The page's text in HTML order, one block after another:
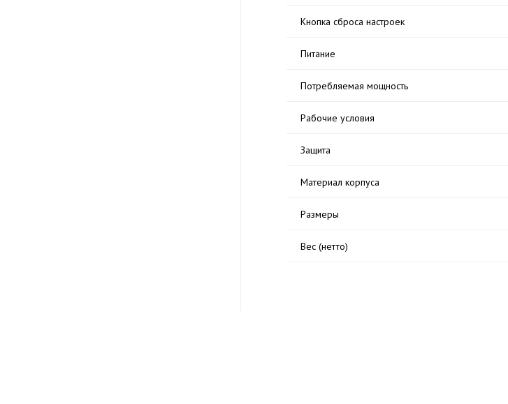
Кнопка сброса настроек
Питание
Потребляемая мощность
Рабочие условия
Защита
Материал корпуса
Размеры
Вес (нетто)